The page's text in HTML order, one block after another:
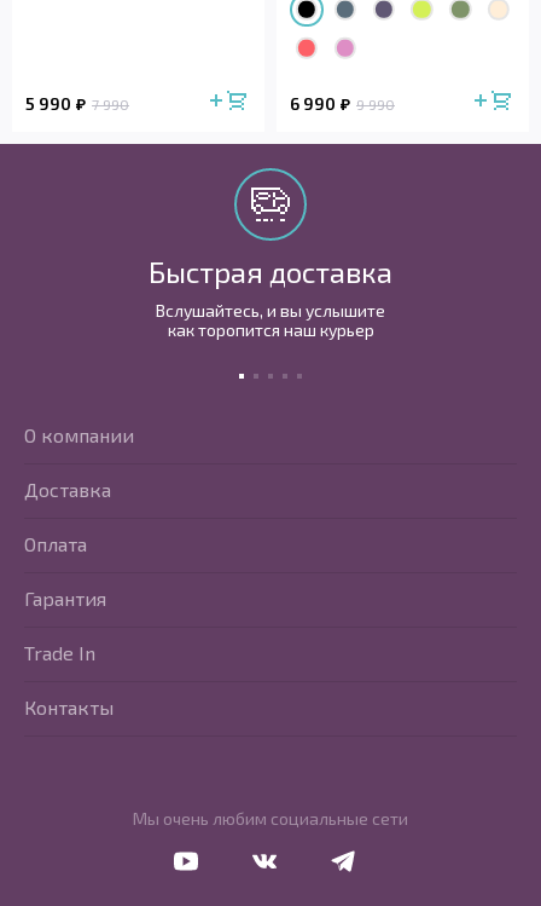
5 990 7 990 6 990 9 990
Быстрая доставка
Вслушайтесь, и вы услышите
как торопится наш курьер
Мы очень любим социальные сети
О компании
Доставка
Оплата
Гарантия
Trade In
Контакты